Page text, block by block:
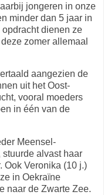
jongeren in onze
minder dan 5 jaar in
dienen ze
zomer allemaal
aangezien de
uit het Oost-
vooral moeders
in één van de
Meensel-
alvast haar
Ook Veronika (10 j.)
in Oekraïne
naar de Zwarte Zee.